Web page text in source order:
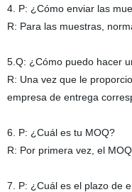
4. P: ¿Cómo enviar las
R: Para las muestras,
5.Q: ¿Cómo puedo hacer
R: Una vez que le
empresa de entrega
6. P: ¿Cuál es tu MOQ?
R: Por primera vez, el
7. P: ¿Cuál es el plazo de